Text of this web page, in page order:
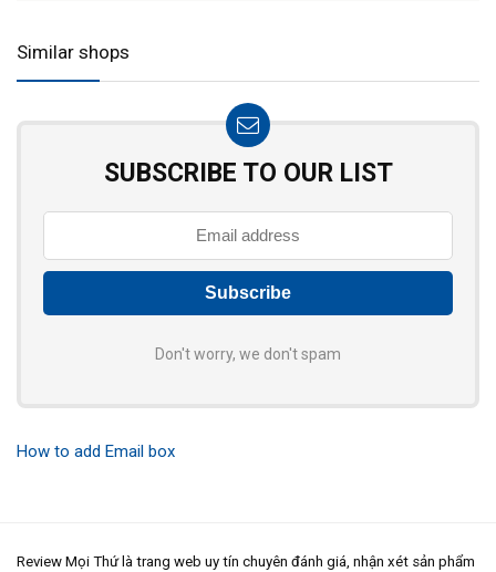
Similar shops
SUBSCRIBE TO OUR LIST
Don't worry, we don't spam
How to add Email box
Review Mọi Thứ là trang web uy tín chuyên đánh giá, nhận xét sản phẩm